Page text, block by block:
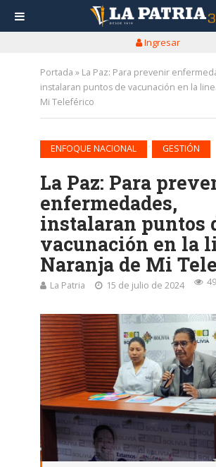
Ingresar
Portada » La Paz: Para prevenir
instalaran puntos de vacunación en la
Mi Teleférico
ENFOQUE NACIONAL GESTIÓN
La Paz: Para
enfermedades,
instalaran puntos
vacunación en la
Naranja de Mi
La Patria 15 de julio de 2024